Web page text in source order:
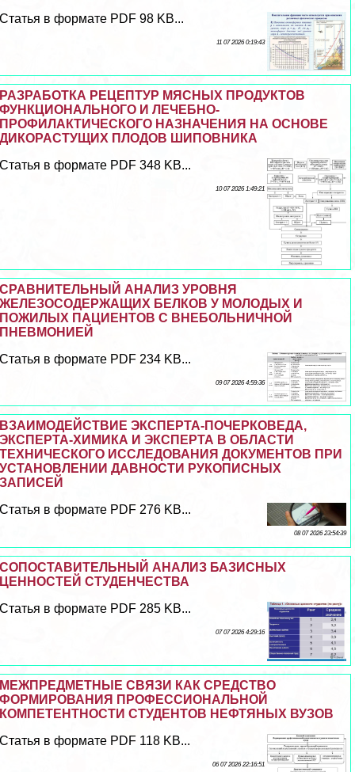
Статья в формате PDF 98 KB...
11 07 2026 0:19:43
РАЗРАБОТКА РЕЦЕПТУР МЯСНЫХ ПРОДУКТОВ
ФУНКЦИОНАЛЬНОГО И ЛЕЧЕБНО-
ПРОФИЛАКТИЧЕСКОГО НАЗНАЧЕНИЯ НА ОСНОВЕ
ДИКОРАСТУЩИХ ПЛОДОВ ШИПОВНИКА
Статья в формате PDF 348 KB...
10 07 2026 1:49:21
СРАВНИТЕЛЬНЫЙ АНАЛИЗ УРОВНЯ
ЖЕЛЕЗОСОДЕРЖАЩИХ БЕЛКОВ У МОЛОДЫХ И
ПОЖИЛЫХ ПАЦИЕНТОВ С ВНЕБОЛЬНИЧНОЙ
ПНЕВМОНИЕЙ
Статья в формате PDF 234 KB...
09 07 2026 4:59:36
ВЗАИМОДЕЙСТВИЕ ЭКСПЕРТА-ПОЧЕРКОВЕДА,
ЭКСПЕРТА-ХИМИКА И ЭКСПЕРТА В ОБЛАСТИ
ТЕХНИЧЕСКОГО ИССЛЕДОВАНИЯ ДОКУМЕНТОВ ПРИ
УСТАНОВЛЕНИИ ДАВНОСТИ РУКОПИСНЫХ
ЗАПИСЕЙ
Статья в формате PDF 276 KB...
08 07 2026 23:54:39
СОПОСТАВИТЕЛЬНЫЙ АНАЛИЗ БАЗИСНЫХ
ЦЕННОСТЕЙ СТУДЕНЧЕСТВА
Статья в формате PDF 285 KB...
07 07 2026 4:29:16
МЕЖПРЕДМЕТНЫЕ СВЯЗИ КАК СРЕДСТВО
ФОРМИРОВАНИЯ ПРОФЕССИОНАЛЬНОЙ
КОМПЕТЕНТНОСТИ СТУДЕНТОВ НЕФТЯНЫХ ВУЗОВ
Статья в формате PDF 118 KB...
06 07 2026 22:16:51